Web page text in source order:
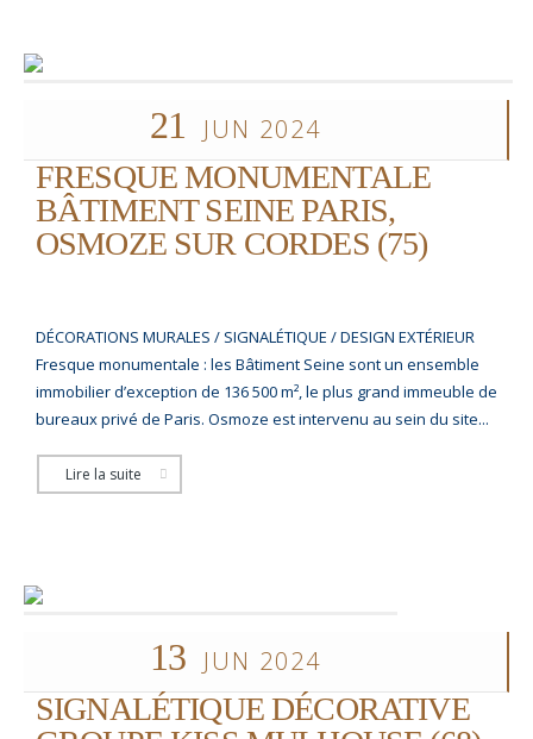
21 JUN 2024
FRESQUE MONUMENTALE
BÂTIMENT SEINE PARIS,
OSMOZE SUR CORDES (75)
DÉCORATIONS MURALES / SIGNALÉTIQUE / DESIGN EXTÉRIEUR
Fresque monumentale : les Bâtiment Seine sont un ensemble
immobilier d’exception de 136 500 m², le plus grand immeuble de
bureaux privé de Paris. Osmoze est intervenu au sein du site...
Lire la suite
13 JUN 2024
SIGNALÉTIQUE DÉCORATIVE